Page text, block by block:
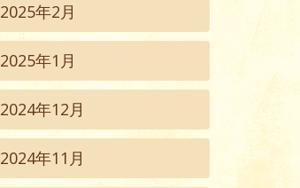
2025年2月
2025年1月
2024年12月
2024年11月